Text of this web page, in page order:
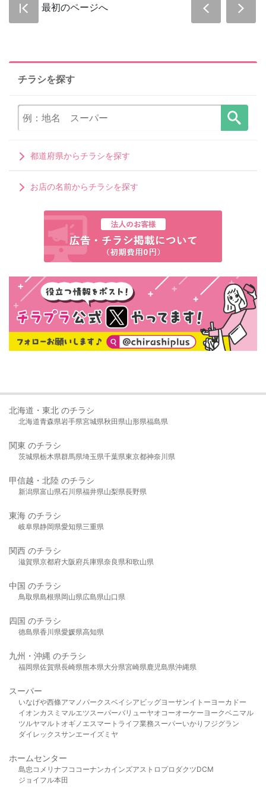
最初のページへ
チラシを探す
都道府県からチラシを探す
お店の名前からチラシを探す
北海道・東北 のチラシ
北海道青森県岩手県宮城県秋田県山形県福島県
関東 のチラシ
茨城県栃木県群馬県埼玉県千葉県東京都神奈川県
甲信越・北陸 のチラシ
新潟県富山県石川県福井県山梨県長野県
東海 のチラシ
岐阜県静岡県愛知県三重県
関西 のチラシ
滋賀県京都府大阪府兵庫県奈良県和歌山県
中国 のチラシ
鳥取県島根県岡山県広島県山口県
四国 のチラシ
徳島県香川県愛媛県高知県
九州・沖縄 のチラシ
福岡県佐賀県長崎県熊本県大分県宮崎県鹿児島県沖縄県
スーパー
いなげや西條アマノパークスベイシア ビッグヨーサンイトーヨーカドー
イオンカスミ マルエツスーパーバリューヤオコーオーケー ヨークベニマル
ツルヤマルト オギノ エスマート ライフ業務スーパーいかり フジグラン
ダイレックスサンエーイズミヤ
ホームセンター
島忠 コメリ ナフコ コーナンカインズアストロプロダクツDCM
ジョイフル本田